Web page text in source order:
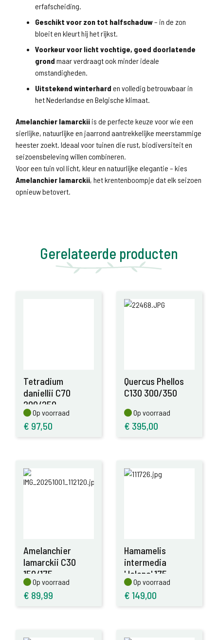
erfafscheiding.
Geschikt voor zon tot halfschaduw– in de zon
bloeit en kleurt hij het rijkst.
Voorkeur voor licht vochtige, goed doorlatende
grond maar verdraagt ook minder ideale
omstandigheden.
Uitstekend winterhard en volledig betrouwbaar in
het Nederlandse en Belgische klimaat.
Amelanchier lamarckii is de perfecte keuze voor wie een
sierlijke, natuurlijke en jaarrond aantrekkelijke meerstammige
heester zoekt. Ideaal voor tuinen die rust, biodiversiteit en
seizoensbeleving willen combineren.
Voor een tuin vol licht, kleur en natuurlijke elegantie – kies
Amelanchier lamarckii, het krentenboompje dat elk seizoen
opnieuw betovert.
Gerelateerde producten
Tetradium
daniellii C70
200/250
Op voorraad
Op voorraad
€ 97,50
Quercus Phellos
C130 300/350
Op voorraad
Op voorraad
€ 395,00
Amelanchier
lamarckii C30
150/175
Op voorraad
Op voorraad
€ 89,99
Hamamelis
intermedia
'Jelena' 175-
200,C20
Op voorraad
Op voorraad
€ 149,00